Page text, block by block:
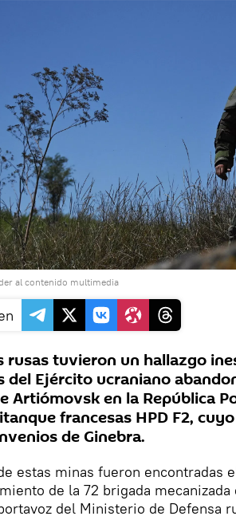
al contenido multimedia
rusas tuvieron un hallazgo
del Ejército ucraniano
Artiómovsk en la República
francesas HPD F2,
de Ginebra.
estas minas fueron encontradas
de la 72 brigada
del Ministerio de Defensa